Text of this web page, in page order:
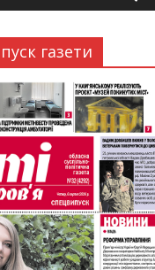
газети